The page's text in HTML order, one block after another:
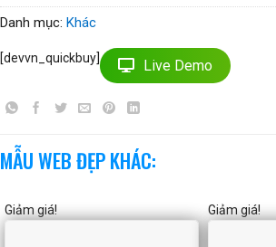
Danh mục: Khác
[devvn_quickbuy] Live Demo
MẪU WEB ĐẸP KHÁC:
Giảm giá! Giảm giá!